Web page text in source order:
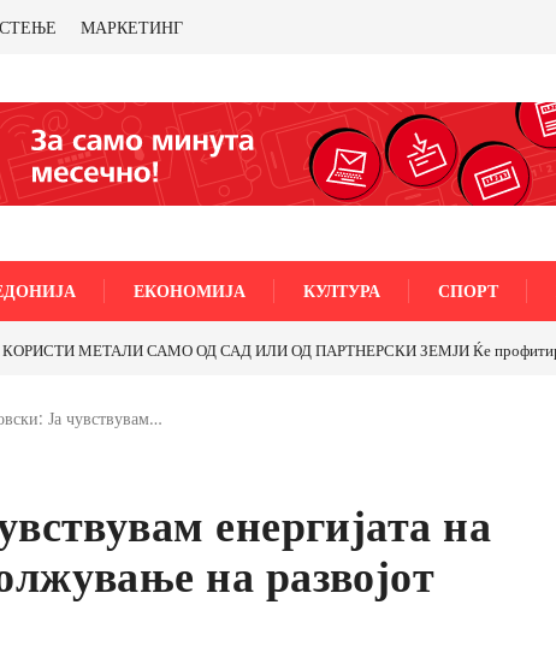
МАРКЕТИНГ
ЕКОНОМИЈА КУЛТУРА СПОРТ
Почнува реконструкцијата на улицата „5-ти
Ја чувствувам…
енергијата на
на развојот